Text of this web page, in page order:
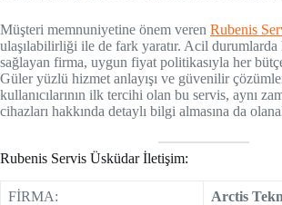
Müşteri memnuniyetine önem veren Rubenis
ulaşılabilirliği ile de fark yaratır. Acil durumlarda
sağlayan firma, uygun fiyat politikasıyla her
Güler yüzlü hizmet anlayışı ve güvenilir
kullanıcılarının ilk tercihi olan bu servis, aynı
cihazları hakkında detaylı bilgi almasına da
Rubenis Servis Üsküdar İletişim:
FİRMA: Arctis